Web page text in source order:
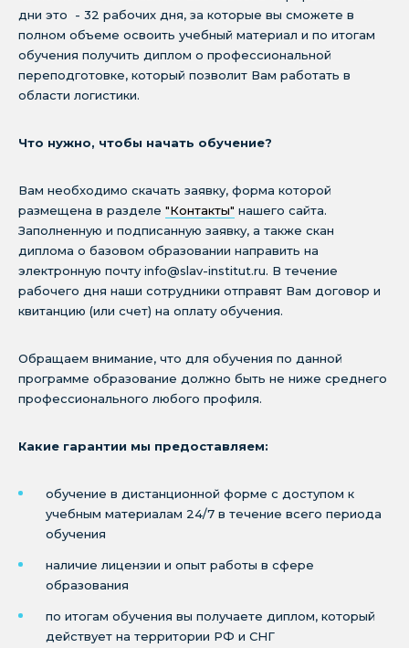
дни это - 32 рабочих дня, за которые вы сможете в
полном объеме освоить учебный материал и по итогам
обучения получить диплом о профессиональной
переподготовке, который позволит Вам работать в
области логистики.
Что нужно, чтобы начать обучение?
Вам необходимо скачать заявку, форма которой
размещена в разделе "Контакты" нашего сайта.
Заполненную и подписанную заявку, а также скан
диплома о базовом образовании направить на
электронную почту info@slav-institut.ru. В течение
рабочего дня наши сотрудники отправят Вам договор и
квитанцию (или счет) на оплату обучения.
Обращаем внимание, что для обучения по данной
программе образование должно быть не ниже среднего
профессионального любого профиля.
Какие гарантии мы предоставляем:
обучение в дистанционной форме с доступом к
учебным материалам 24/7 в течение всего периода
обучения
наличие лицензии и опыт работы в сфере
образования
по итогам обучения вы получаете диплом, который
действует на территории РФ и СНГ